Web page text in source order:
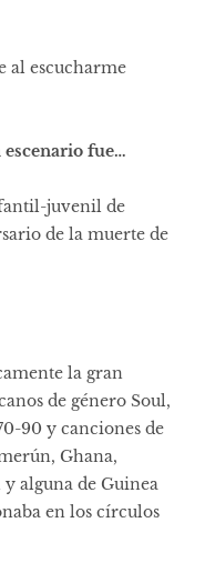
al escucharme
fue…
juvenil de
de la muerte de
la gran
de género Soul,
90 y canciones de
Ghana,
alguna de Guinea
en los círculos